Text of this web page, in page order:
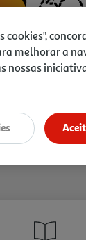
cookies",
melhorar a
nossas